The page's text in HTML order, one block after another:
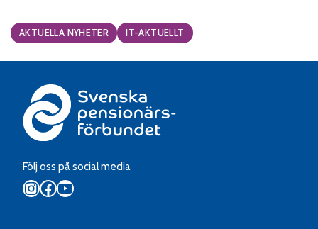
Categories:
AKTUELLA NYHETER IT-AKTUELLT
Följ oss på social media
Instagram
Facebook
YouTube